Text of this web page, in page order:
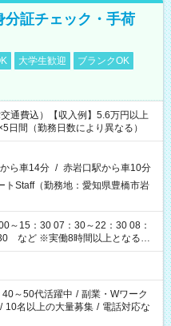
証チェック・手荷
大学生歓迎
ブランクOK
通費込）【収入例】5.6万円以上
間（勤務日数により異なる）
ら車14分 / 赤岩口駅から車10分
トStaff（勤務地：愛知県豊橋市岩
～15：30 07：30～22：30 08：
など ※実働8時間以上となる勤
あります。
40～50代活躍中 / 副業・Wワーク
/ 10名以上の大量募集 / 電話対応な